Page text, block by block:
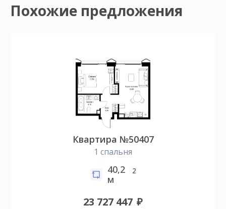
Похожие предложения
Квартира №50407
1 спальня
40,2
м
2
23 727 447